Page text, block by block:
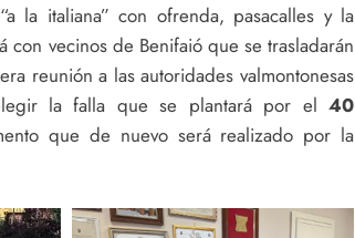
la italiana” con ofrenda, pasacalles y la
con vecinos de Benifaió que se trasladarán
reunión a las autoridades valmontonesas
la falla que se plantará por el 40
que de nuevo será realizado por la